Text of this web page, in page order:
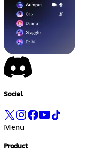
Social
Menu
Product